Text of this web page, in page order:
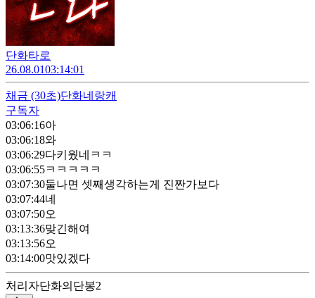
단화타로
26.08.0103:14:01
채금 (30초)단화네랑캐
구독자
03:06:16아
03:06:18와
03:06:29다키웠네ㅋㅋ
03:06:55ㅋㅋㅋㅋㅋ
03:07:30둘나면 셋째생각하는게 진짠가보다
03:07:44네
03:07:50오
03:13:36맞긴해여
03:13:56오
03:14:00맛있겠다
처리자단화의단봉2